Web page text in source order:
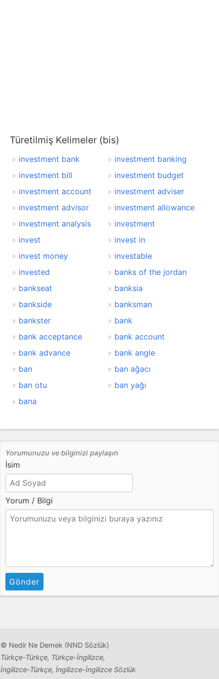
Türetilmiş Kelimeler (bis)
investment bank
investment banking
investment bill
investment budget
investment account
investment adviser
investment advisor
investment allowance
investment analysis
investment
invest
invest in
invest money
investable
invested
banks of the jordan
bankseat
banksia
bankside
banksman
bankster
bank
bank acceptance
bank account
bank advance
bank angle
ban
ban ağacı
ban otu
ban yağı
bana
Yorumunuzu ve bilginizi paylaşın
İsim
Yorum / Bilgi
Gönder
© Nedir Ne Demek (NND Sözlük)
Türkçe-Türkçe, Türkçe-İngilizce,
İngilizce-Türkçe, İngilizce-İngilizce Sözlük